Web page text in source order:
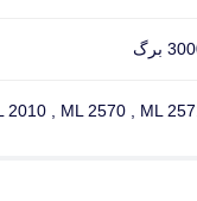
برگ
2010 , ML 2570 , ML